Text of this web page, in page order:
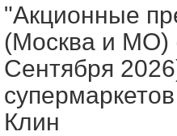
"Акционные
(Москва и МО)
Сентября
Клин